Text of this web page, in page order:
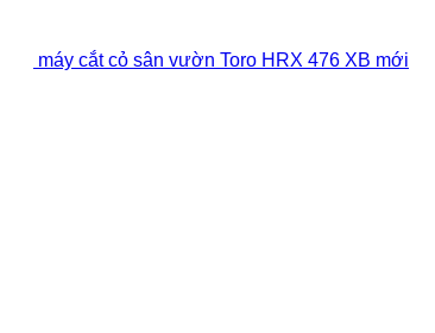
máy cắt cỏ sân vườn Toro HRX 476 XB mới